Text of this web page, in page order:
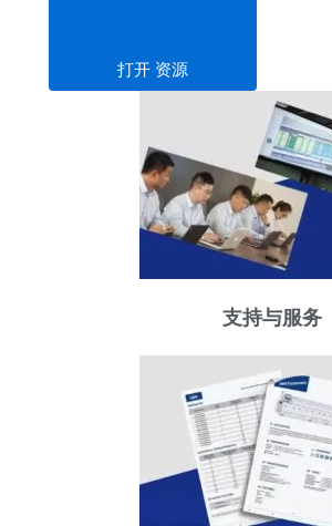
打开 资源
支持与服务